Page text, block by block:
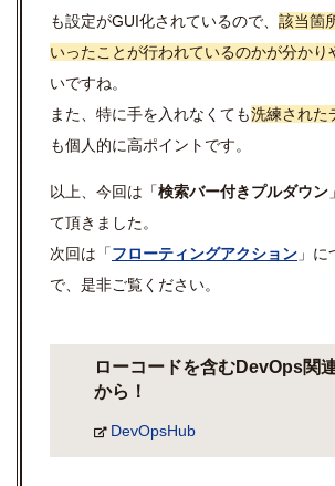
も設定がGUI化されているので、 該当箇
いったことが行われているのかが分かり
いですね。
また、特に手を入れなくても洗練された
も個人的に高ポイントです。
以上、今回は「検索バー付きプルダウン
て頂きました。
次回は「フローティングアクション 」
で、是非ご覧ください。
ローコードを含むDevOps関
から！
DevOpsHub